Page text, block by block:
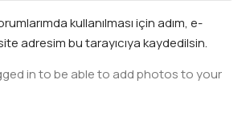
kullanılması için adım, e-
adresim bu tarayıcıya kaydedilsin.
in to be able to add photos to your